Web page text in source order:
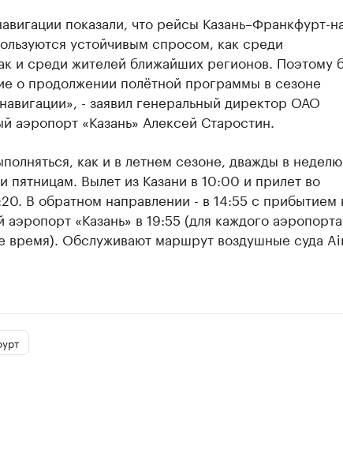
показали, что рейсы Казань–Франкфурт-
устойчивым спросом, как среди
и среди жителей ближайших регионов. Поэтому
о продолжении полётной программы в сезоне
- заявил генеральный директор ОАО
аэропорт «Казань» Алексей Старостин.
как и в летнем сезоне, дважды в
пятницам. Вылет из Казани в 10:00 и прилет во
В обратном направлении - в 14:55 с прибытием
«Казань» в 19:55 (для каждого аэропорта
время). Обслуживают маршрут воздушные суда